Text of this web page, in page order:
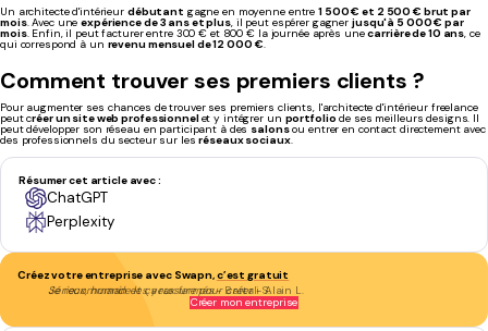
Un architecte d'intérieur débutant gagne en moyenne entre1 500 € et 2 500 € brut par
mois. Avec uneexpérience de 3 ans et plus, il peut espérer gagner jusqu'à 5 000 € par
mois. Enfin, il peut facturer entre 300 € et 800 € la journée après unecarrière de 10 ans, ce
qui correspond à un revenu mensuel de 12 000 €.
Comment trouver ses premiers clients ?
Pour augmenter ses chances de trouver ses premiers clients, l'architecte d'intérieur freelance
peut créer un site web professionnelet y intégrer un portfolio de ses meilleurs designs. Il
peut développer son réseau en participant à des salonsou entrer en contact directement avec
des professionnels du secteur sur lesréseaux sociaux.
Résumer cet article avec :
ChatGPT
Perplexity
Créez votre entreprise avec Swapn,c’est gratuit
Je recommande les yeux fermés- Bartali S.
Créer mon entreprise